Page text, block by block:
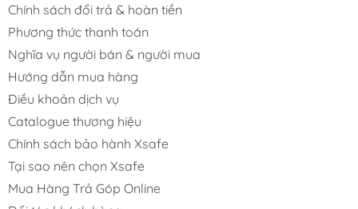
Chính sách đổi trả & hoàn tiền
Phương thức thanh toán
Nghĩa vụ người bán & người mua
Hướng dẫn mua hàng
Điều khoản dịch vụ
Catalogue thương hiệu
Chính sách bảo hành Xsafe
Tại sao nên chọn Xsafe
Mua Hàng Trả Góp Online